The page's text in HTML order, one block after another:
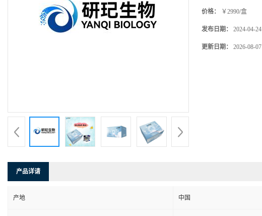
价格： ￥2990/盒
发布日期： 2024-04-24
更新日期： 2026-08-07
产品详请
产地 中国